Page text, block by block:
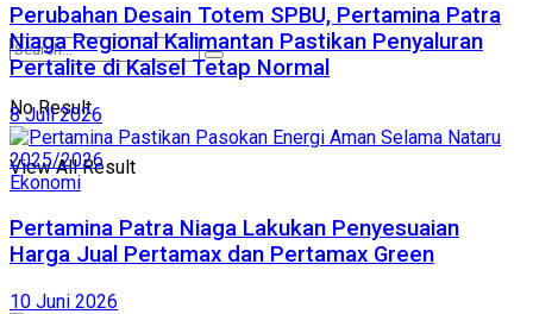
No Result
View All Result
Perubahan Desain Totem SPBU, Pertamina Patra
Niaga Regional Kalimantan Pastikan Penyaluran
Pertalite di Kalsel Tetap Normal
8 Juli 2026
Ekonomi
Pertamina Patra Niaga Lakukan Penyesuaian
Harga Jual Pertamax dan Pertamax Green
10 Juni 2026